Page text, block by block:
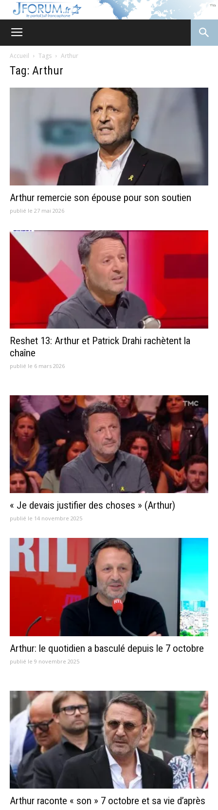
Accueil Tags Arthur
Tag: Arthur
Arthur remercie son épouse pour son soutien
publié le 27 mai 2026
Reshet 13: Arthur et Patrick Drahi rachètent la
chaîne
publié le 6 mars 2026
« Je devais justifier des choses » (Arthur)
publié le 14 novembre 2025
Arthur: le quotidien a basculé depuis le 7 octobre
publié le 9 novembre 2025
Arthur raconte « son » 7 octobre et sa vie d’après